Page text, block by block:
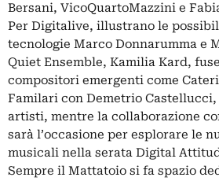
Bersani, VicoQuartoMazzini e
Per Digitalive, illustrano le
tecnologie Marco Donnarumma e
Quiet Ensemble, Kamilia Kard,
compositori emergenti come
Familari con Demetrio
artisti, mentre la collaborazione
sarà l’occasione per esplorare le
musicali nella serata Digital
Sempre il Mattatoio si fa spazio